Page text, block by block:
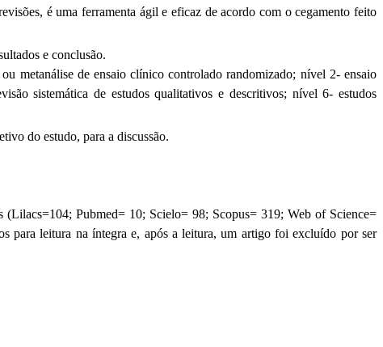
é uma ferramenta ágil e eficaz de acordo com o cegamento feito
e conclusão.
metanálise de ensaio clínico controlado randomizado; nível 2- ensaio
sistemática de estudos qualitativos e descritivos; nível 6- estudos
do estudo, para a discussão.
(Lilacs=104; Pubmed= 10; Scielo= 98; Scopus= 319; Web of Science=
para leitura na íntegra e, após a leitura, um artigo foi excluído por ser